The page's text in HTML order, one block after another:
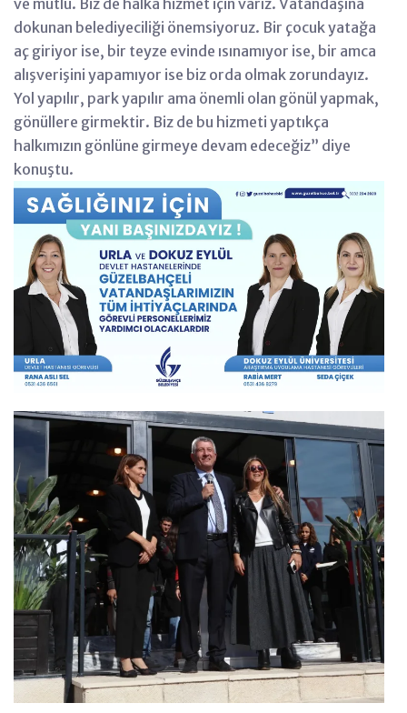
dokunan belediyeciliği önemsiyoruz. Bir çocuk yatağa
aç giriyor ise, bir teyze evinde ısınamıyor ise, bir amca
alışverişini yapamıyor ise biz orda olmak zorundayız.
Yol yapılır, park yapılır ama önemli olan gönül yapmak,
gönüllere girmektir. Biz de bu hizmeti yaptıkça
halkımızın gönlüne girmeye devam edeceğiz” diye
konuştu.